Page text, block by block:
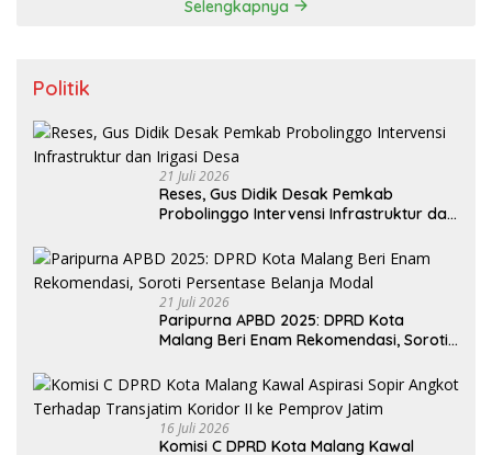
Selengkapnya
Politik
21 Juli 2026
Reses, Gus Didik Desak Pemkab
Probolinggo Intervensi Infrastruktur dan
21 Juli 2026
Paripurna APBD 2025: DPRD Kota
Malang Beri Enam Rekomendasi, Soroti
16 Juli 2026
Komisi C DPRD Kota Malang Kawal